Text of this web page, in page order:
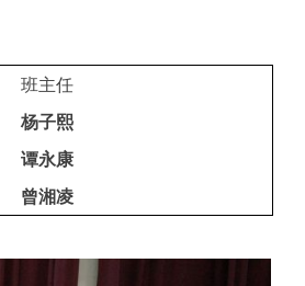
班主任
杨子熙
谭永康
曾湘凌